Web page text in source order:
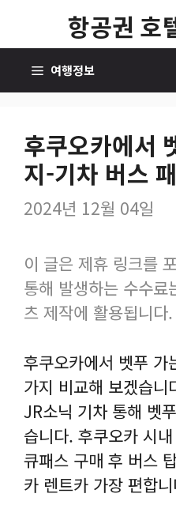
항공권 호
여행정보
후쿠오카에서
지-기차 버스
2024년 12월 04일
이 글은 제휴 링크를
통해 발생하는 수수료
츠 제작에 활용됩니다.
후쿠오카에서 벳푸
가지 비교해 보겠습
JR소닉 기차 통해 벳
습니다. 후쿠오카 시
큐패스 구매 후 버스
카 렌트카 가장 편합